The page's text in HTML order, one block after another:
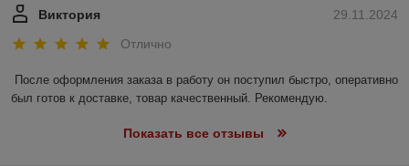
29.11.2024
Виктория
Отлично
После оформления заказа в работу он поступил быстро, оперативно
был готов к доставке, товар качественный. Рекомендую.
Показать все отзывы